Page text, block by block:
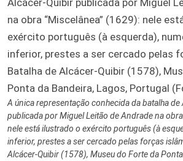
A única representação conhecida da batalha de
publicada por Miguel Leitão de Andrade na
nele está ilustrado o exército português (à
inferior, prestes a ser cercado pelas forças
Alcácer-Quibir (1578), Museu do Forte da